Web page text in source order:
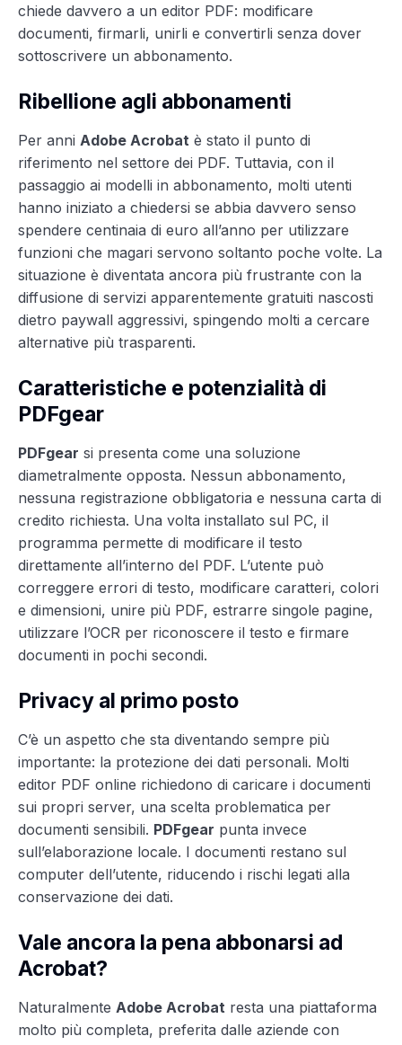
chiede davvero a un editor PDF: modificare
documenti, firmarli, unirli e convertirli senza dover
sottoscrivere un abbonamento.
Ribellione agli abbonamenti
Per anni Adobe Acrobat è stato il punto di
riferimento nel settore dei PDF. Tuttavia, con il
passaggio ai modelli in abbonamento, molti utenti
hanno iniziato a chiedersi se abbia davvero senso
spendere centinaia di euro all’anno per utilizzare
funzioni che magari servono soltanto poche volte. La
situazione è diventata ancora più frustrante con la
diffusione di servizi apparentemente gratuiti nascosti
dietro paywall aggressivi, spingendo molti a cercare
alternative più trasparenti.
Caratteristiche e potenzialità di
PDFgear
PDFgear si presenta come una soluzione
diametralmente opposta. Nessun abbonamento,
nessuna registrazione obbligatoria e nessuna carta di
credito richiesta. Una volta installato sul PC, il
programma permette di modificare il testo
direttamente all’interno del PDF. L’utente può
correggere errori di testo, modificare caratteri, colori
e dimensioni, unire più PDF, estrarre singole pagine,
utilizzare l’OCR per riconoscere il testo e firmare
documenti in pochi secondi.
Privacy al primo posto
C’è un aspetto che sta diventando sempre più
importante: la protezione dei dati personali. Molti
editor PDF online richiedono di caricare i documenti
sui propri server, una scelta problematica per
documenti sensibili. PDFgear punta invece
sull’elaborazione locale. I documenti restano sul
computer dell’utente, riducendo i rischi legati alla
conservazione dei dati.
Vale ancora la pena abbonarsi ad
Acrobat?
Naturalmente Adobe Acrobat resta una piattaforma
molto più completa, preferita dalle aziende con